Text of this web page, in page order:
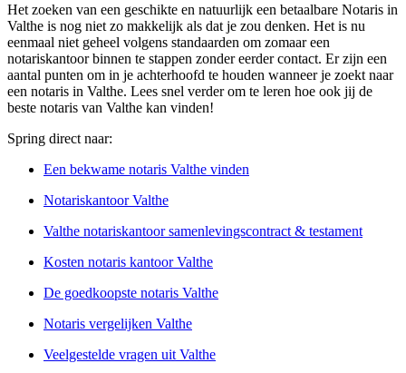
Het zoeken van een geschikte en natuurlijk een betaalbare Notaris in
Valthe is nog niet zo makkelijk als dat je zou denken. Het is nu
eenmaal niet geheel volgens standaarden om zomaar een
notariskantoor binnen te stappen zonder eerder contact. Er zijn een
aantal punten om in je achterhoofd te houden wanneer je zoekt naar
een notaris in Valthe. Lees snel verder om te leren hoe ook jij de
beste notaris van Valthe kan vinden!
Spring direct naar:
Een bekwame notaris Valthe vinden
Notariskantoor Valthe
Valthe notariskantoor samenlevingscontract & testament
Kosten notaris kantoor Valthe
De goedkoopste notaris Valthe
Notaris vergelijken Valthe
Veelgestelde vragen uit Valthe